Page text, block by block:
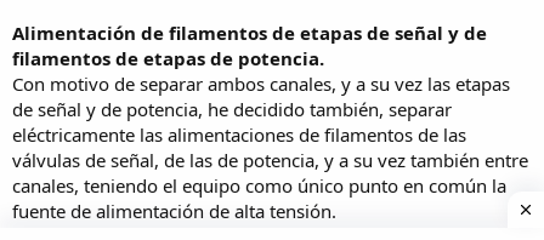
Alimentación de filamentos de etapas de señal y de
filamentos de etapas de potencia.
Con motivo de separar ambos canales, y a su vez las etapas
de señal y de potencia, he decidido también, separar
eléctricamente las alimentaciones de filamentos de las
válvulas de señal, de las de potencia, y a su vez también entre
canales, teniendo el equipo como único punto en común la
fuente de alimentación de alta tensión.